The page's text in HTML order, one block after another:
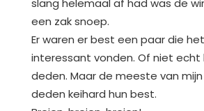
slang helemaal af had was de
een zak snoep.
Er waren er best een paar die
interessant vonden. Of niet echt
deden. Maar de meeste van
deden keihard hun best.